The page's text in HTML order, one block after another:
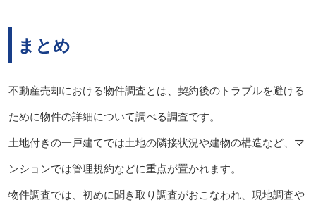
まとめ
不動産売却における物件調査とは、契約後のトラブルを避ける
ために物件の詳細について調べる調査です。
土地付きの一戸建てでは土地の隣接状況や建物の構造など、マ
ンションでは管理規約などに重点が置かれます。
物件調査では、初めに聞き取り調査がおこなわれ、現地調査や